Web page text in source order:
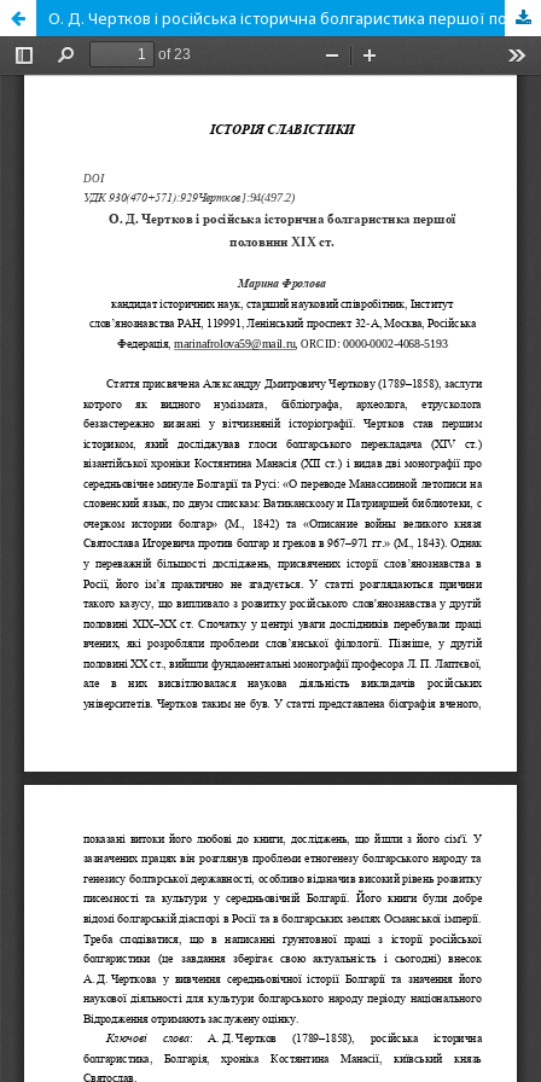
О. Д. Чертков і російська історична болгаристика першої половини XIX ст.